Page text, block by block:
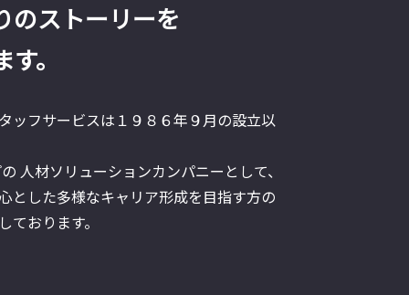
のストーリーを
。
ッフサービスは１９８６年９月の設立以
人材ソリューションカンパニーとして、
とした多様なキャリア形成を目指す方の
ております。